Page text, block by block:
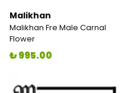
Malikhan
Malikhan Fre Male Carnal
Flower
₺ 995.00